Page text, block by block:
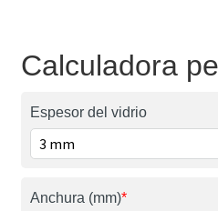
Calculadora
Espesor del vidrio
Anchura (mm)*